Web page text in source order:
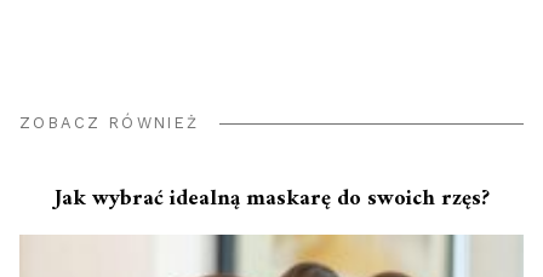
ZOBACZ RÓWNIEŻ
Jak wybrać idealną maskarę do swoich rzęs?